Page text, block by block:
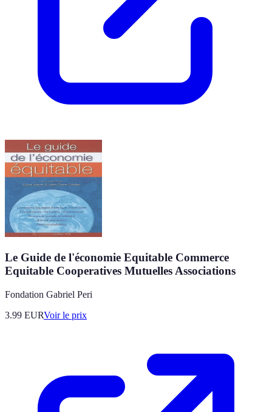
Le Guide de l'économie Equitable Commerce
Equitable Cooperatives Mutuelles Associations
Fondation Gabriel Peri
3.99 EURVoir le prix